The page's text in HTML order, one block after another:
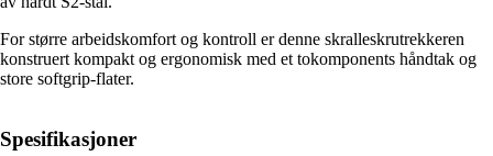
For større arbeidskomfort og kontroll er denne skralleskrutrekkeren
konstruert kompakt og ergonomisk med et tokomponents håndtak og
store softgrip-flater.
Spesifikasjoner